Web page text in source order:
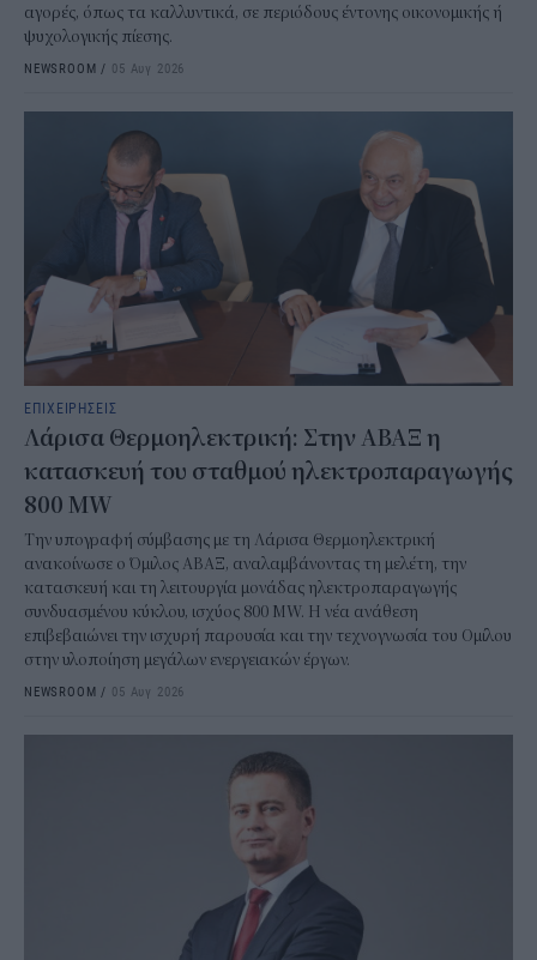
αγορές, όπως τα καλλυντικά, σε περιόδους έντονης οικονομικής ή
ψυχολογικής πίεσης.
NEWSROOM / 05 Αυγ 2026
ΕΠΙΧΕΙΡΗΣΕΙΣ
Λάρισα Θερμοηλεκτρική: Στην ΑΒΑΞ η
κατασκευή του σταθμού ηλεκτροπαραγωγής
800 MW
Την υπογραφή σύμβασης με τη Λάρισα Θερμοηλεκτρική
ανακοίνωσε ο Όμιλος ΑΒΑΞ, αναλαμβάνοντας τη μελέτη, την
κατασκευή και τη λειτουργία μονάδας ηλεκτροπαραγωγής
συνδυασμένου κύκλου, ισχύος 800 MW. Η νέα ανάθεση
επιβεβαιώνει την ισχυρή παρουσία και την τεχνογνωσία του Ομίλου
στην υλοποίηση μεγάλων ενεργειακών έργων.
NEWSROOM / 05 Αυγ 2026